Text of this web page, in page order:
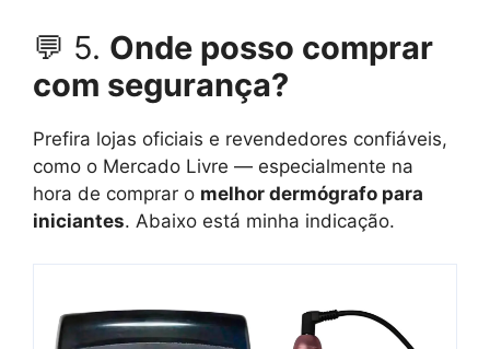
💬 5. Onde posso comprar
com segurança?
Prefira lojas oficiais e revendedores confiáveis,
como o Mercado Livre — especialmente na
hora de comprar o melhor dermógrafo para
iniciantes. Abaixo está minha indicação.